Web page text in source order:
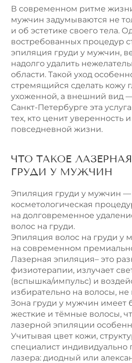
:
В современном ритме
мужчин задумываются не
и об эстетике своего тела.
востребованных процедур
эпиляция груди у мужчин,
надолго удалить
области. Такой уход
стремящийся сделать кожу
ухоженной, а внешний вид
Санкт-Петербурге эта
тех, кто ценит уверенность
повседневной жизни.
ЧТО ТАКОЕ
ГРУДИ У МУЖЧИН
Эпиляция груди у мужчин —
косметологическая
на долговременное
волос на груди.
Эпиляция волос на груди у
на современном
Лазерная эпиляция– это
физиотерапии, излучает
(вспышка/импульс) и
избирательно на волосы, не
Зона груди у мужчин имеет
жесткие и тёмные волосы,
лазерной эпиляции
Учитывая цвет кожи,
специалист индивидуально
лазера: диодный или